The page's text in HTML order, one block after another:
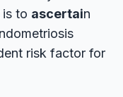
to ascertain
risk factor for